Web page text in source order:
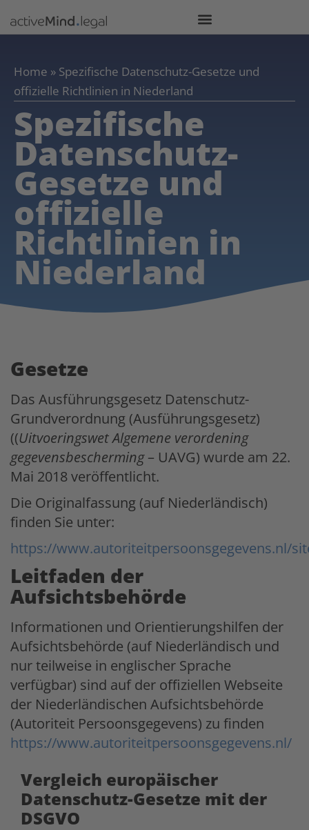
Home » Spezifische Datenschutz-Gesetze und
offizielle Richtlinien in Niederland
Spezifische
Datenschutz-
Gesetze und
offizielle
Richtlinien in
Niederland
Gesetze
Das Ausführungsgesetz Datenschutz-
Grundverordnung (Ausführungsgesetz)
((Uitvoeringswet Algemene verordening
gegevensbescherming– UAVG) wurde am 22.
Mai 2018 veröffentlicht.
Die Originalfassung (auf Niederländisch)
finden Sie unter:
https://www.autoriteitpersoonsgegevens.nl/
Leitfaden der
Aufsichtsbehörde
Informationen und Orientierungshilfen der
Aufsichtsbehörde (auf Niederländisch und
nur teilweise in englischer Sprache
verfügbar) sind auf der offiziellen Webseite
der Niederländischen Aufsichtsbehörde
(Autoriteit Persoonsgegevens) zu finden
https://www.autoriteitpersoonsgegevens.nl/
Vergleich europäischer
Datenschutz-Gesetze mit der
DSGVO